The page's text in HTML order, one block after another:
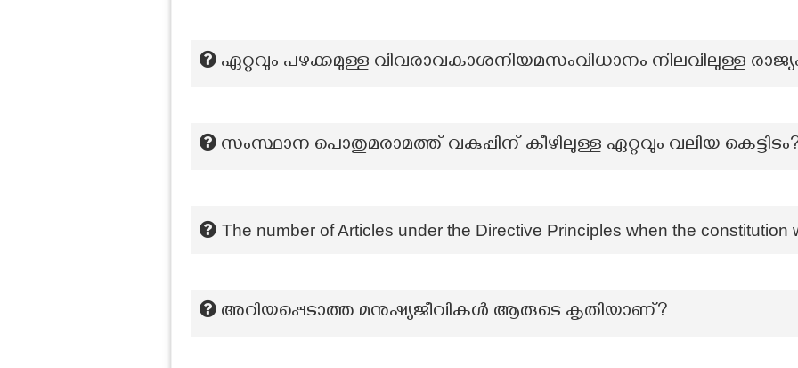
ഏറ്റവും പഴക്കമുള്ള വിവരാവകാശനിയമസംവിധാനം നിലവിലുള്ള
സംസ്ഥാന പൊതുമരാമത്ത് വകുപ്പിന് കീഴിലുള്ള ഏറ്റവും വലിയ
The number of Articles under the Directive Principles when the constitution
അറിയപ്പെടാത്ത മനുഷ്യജീവികള്‍ ആരുടെ കൃതിയാണ്?